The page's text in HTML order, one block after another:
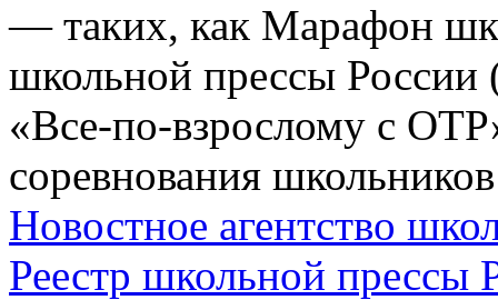
— таких, как Марафон
школьной прессы России
«Все-по-взрослому с
соревнования
Новостное агентство
Реестр школьной прессы